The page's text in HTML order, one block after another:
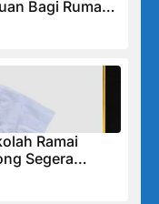
Bagi Rumah
Ramai
Segera
Sistem